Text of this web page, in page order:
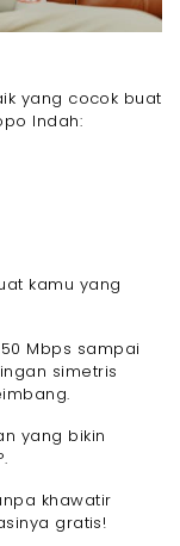
yang cocok buat
Indah:
kamu yang
Mbps sampai
simetris
yang bikin
khawatir
gratis!